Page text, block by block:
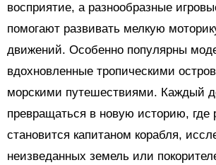
восприятие, а разнообразные
помогают развивать мелкую
движений. Особенно популярны
вдохновленные тропическими
морскими путешествиями. Каждый
превращаться в новую историю, где
становится капитаном корабля,
неизведанных земель или